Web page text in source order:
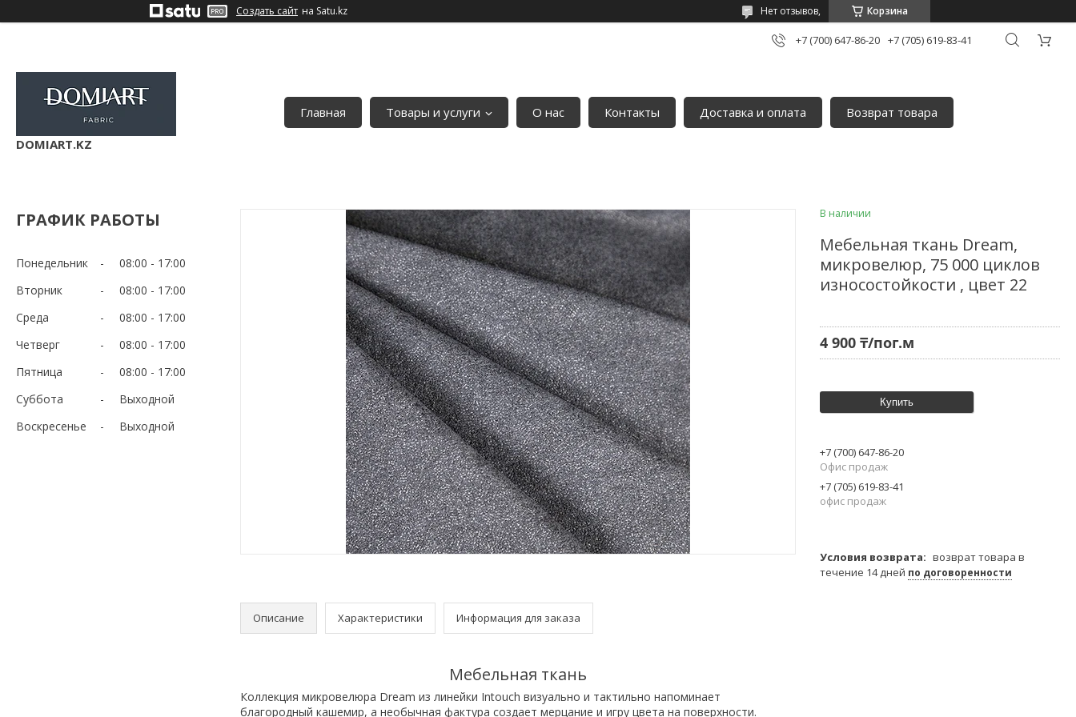
Создать сайт на Satu.kz Корзина
Нет отзывов,
+7 (700) 647-86-20 +7 (705) 619-83-41
DOMIART.KZ
Главная Товары и услуги О нас Контакты Доставка и оплата Возврат товара
ГРАФИК РАБОТЫ
Понедельник 08:00
17:00
Вторник
08:00
17:00
Среда
08:00
17:00
Четверг
08:00
17:00
Пятница
08:00
17:00
Суббота
Выходной
Воскресенье
Выходной
Описание Характеристики Информация для заказа
Мебельная ткань
Коллекция микровелюра Dream из линейки Intouch визуально и тактильно напоминает
благородный кашемир, а необычная фактура создает мерцание и игру цвета на поверхности.
В наличии
Мебельная ткань Dream,
микровелюр, 75 000 циклов
износостойкости , цвет 22
4 900 ₸/пог.м
Купить
+7 (700) 647-86-20
Офис продаж
+7 (705) 619-83-41
офис продаж
возврат товара в
течение 14 дней по договоренности